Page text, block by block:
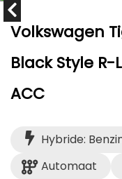
Volkswagen
Black Style
ACC
Hybride:
Automaat